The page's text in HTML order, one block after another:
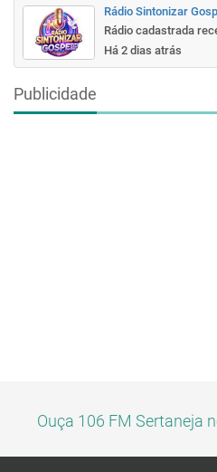
Rádio Sintonizar
Rádio cadastrada
Há 2 dias atrás
Publicidade
Ouça 106 FM Sertaneja